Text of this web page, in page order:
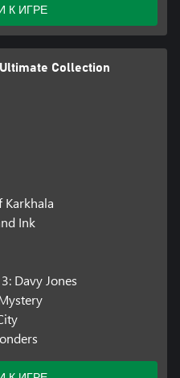
К ИГРЕ
Collection
Karkhala
Ink
Davy Jones